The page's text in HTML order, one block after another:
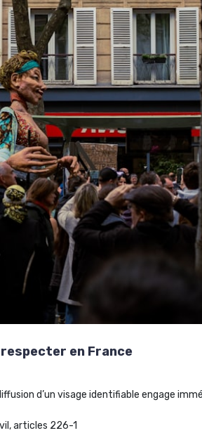
en France
d’un visage identifiable engage
articles 226-1